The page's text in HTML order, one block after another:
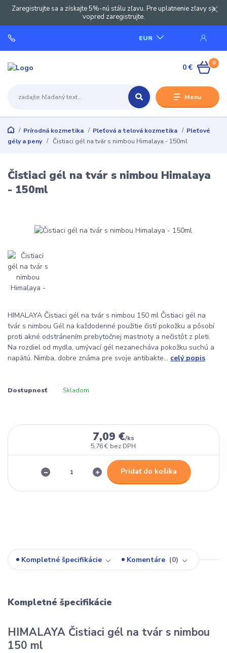
Zaregistrujte sa a získajte 5%-nú stálu zľavu. Pre uplatnenie zľavy sa
vopred zaregistrujte.
Menu
EUR
0
0 €
Prírodná kozmetika Pleťová a telová kozmetika
Pleťové
gély a peny
Čistiaci gél na tvár s nimbou Himalaya - 150ml
Čistiaci gél na tvár s nimbou Himalaya
- 150ml
HIMALAYA Čistiaci gél na tvár s nimbou 150 ml Čistiaci gél na
tvár s nimbou Gél na každodenné použitie čistí pokožku a pôsobí
proti akné odstránením prebytočnej mastnoty a nečistôt z pleti.
Na rozdiel od mydla, umývací gél nezanecháva pokožku suchú a
napätú. Nimba, dobre známa pre svoje antibakte... celý popis
Dostupnosť Skladom
7,09 €/ks
5,76 € bez DPH
Pridať do košíka
Kompletné špecifikácie Komentáre 0
Kompletné špecifikácie
HIMALAYA Čistiaci gél na tvár s nimbou
150 ml